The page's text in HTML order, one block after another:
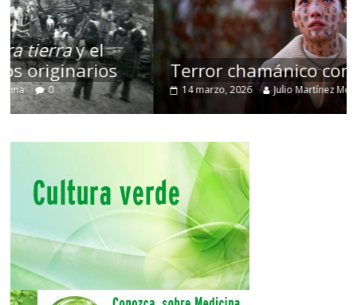
Terror chamánico coreano
14 marzo, 2026 Julio Martínez Molina 0